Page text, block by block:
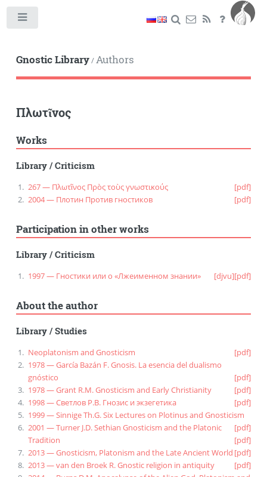
Gnostic Library/Authors
Πλωτῖνος
Works
Library/Criticism
267 — Πλωτῖνος Πρὸς τοὺς γνωστικούς
[pdf]
2004 — Плотин Против гностиков
[pdf]
Participation in other works
Library/Criticism
1997 — Гностики или о «Лжеименном знании» [djvu][pdf]
About the author
Library/Studies
Neoplatonism and Gnosticism
[pdf]
1978 — García Bazán F. Gnosis. La esencia del dualismo
gnóstico
[pdf]
1978 — Grant R.M. Gnosticism and Early Christianity
[pdf]
1998 — Светлов Р.В. Гнозис и экзегетика
[pdf]
1999 — Sinnige Th.G. Six Lectures on Plotinus and Gnosticism
[pdf]
2001 — Turner J.D. Sethian Gnosticism and the Platonic
Tradition
[pdf]
2013 — Gnosticism, Platonism and the Late Ancient World [pdf]
2013 — van den Broek R. Gnostic religion in antiquity
[pdf]